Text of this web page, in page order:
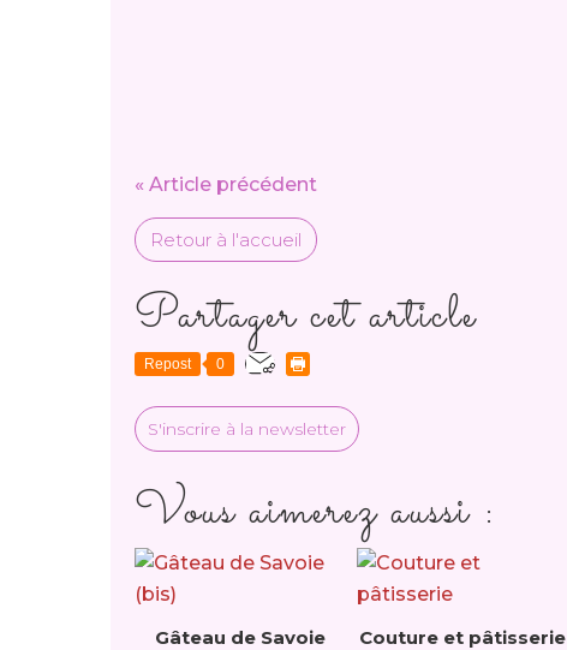
« Article précédent
Retour à l'accueil
Partager cet article
Repost 0
S'inscrire à la newsletter
Vous aimerez aussi :
Gâteau de Savoie
Couture et pâtisserie